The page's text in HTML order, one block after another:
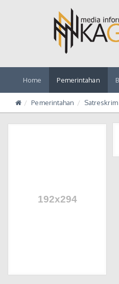
Home Pemerintahan
Pemerintahan